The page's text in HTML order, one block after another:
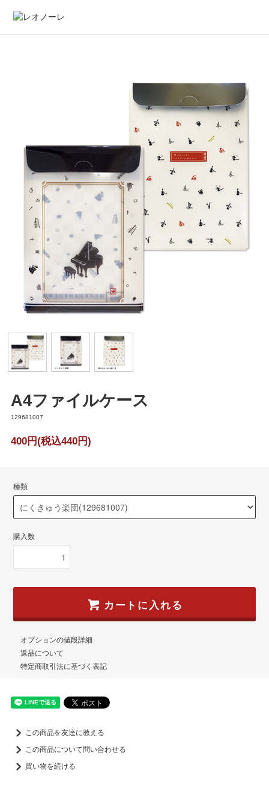
A4ファイルケース
129681007
400円(税込440円)
種類
購入数
カートに入れる
オプションの値段詳細
返品について
特定商取引法に基づく表記
この商品を友達に教える
この商品について問い合わせる
買い物を続ける